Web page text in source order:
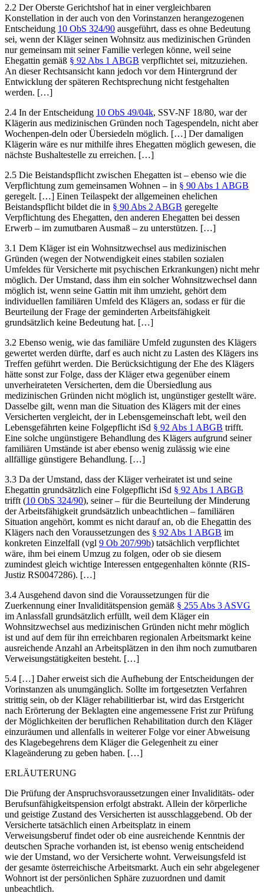
2.2 Der Oberste Gerichtshof hat in einer vergleichbaren
Konstellation in der auch von den Vorinstanzen herangezogenen
Entscheidung 10 ObS 324/90 ausgeführt, dass es ohne Bedeutung
sei, wenn der Kläger seinen Wohnsitz aus medizinischen Gründen
nur gemeinsam mit seiner Familie verlegen könne, weil seine
Ehegattin gemäß § 92 Abs 1 ABGB verpflichtet sei, mitzuziehen.
An dieser Rechtsansicht kann jedoch vor dem Hintergrund der
Entwicklung der späteren Rechtsprechung nicht festgehalten
werden. […]
2.4 In der Entscheidung 10 ObS 49/04k, SSV-NF 18/80, war der
Klägerin aus medizinischen Gründen noch Tagespendeln, nicht aber
Wochenpen-deln oder Übersiedeln möglich. […] Der damaligen
Klägerin wäre es nur mithilfe ihres Ehegatten möglich gewesen, die
nächste Bushaltestelle zu erreichen. […]
2.5 Die Beistandspflicht zwischen Ehegatten ist – ebenso wie die
Verpflichtung zum gemeinsamen Wohnen – in § 90 Abs 1 ABGB
geregelt. […] Einen Teilaspekt der allgemeinen ehelichen
Beistandspflicht bildet die in § 90 Abs 2 ABGB geregelte
Verpflichtung des Ehegatten, den anderen Ehegatten bei dessen
Erwerb – im zumutbaren Ausmaß – zu unterstützen. […]
3.1 Dem Kläger ist ein Wohnsitzwechsel aus medizinischen
Gründen (wegen der Notwendigkeit eines stabilen sozialen
Umfeldes für Versicherte mit psychischen Erkrankungen) nicht mehr
möglich. Der Umstand, dass ihm ein solcher Wohnsitzwechsel dann
möglich ist, wenn seine Gattin mit ihm umzieht, gehört dem
individuellen familiären Umfeld des Klägers an, sodass er für die
Beurteilung der Frage der geminderten Arbeitsfähigkeit
grundsätzlich keine Bedeutung hat. […]
3.2 Ebenso wenig, wie das familiäre Umfeld zugunsten des Klägers
gewertet werden dürfte, darf es auch nicht zu Lasten des Klägers ins
Treffen geführt werden. Die Berücksichtigung der Ehe des Klägers
hätte sonst zur Folge, dass der Kläger etwa gegenüber einem
unverheirateten Versicherten, dem die Übersiedlung aus
medizinischen Gründen nicht möglich ist, ungünstiger gestellt wäre.
Dasselbe gilt, wenn man die Situation des Klägers mit der eines
Versicherten vergleicht, der in Lebensgemeinschaft lebt, weil den
Lebensgefährten keine Folgepflicht iSd § 92 Abs 1 ABGB trifft.
Eine solche ungünstigere Behandlung des Klägers aufgrund seiner
familiären Umstände ist aber ebenso wenig zulässig wie eine
allfällige günstigere Behandlung. […]
3.3 Da der Umstand, dass der Kläger verheiratet ist und seine
Ehegattin grundsätzlich eine Folgepflicht iSd § 92 Abs 1 ABGB
trifft (10 ObS 324/90), seiner – für die Beurteilung der Minderung
der Arbeitsfähigkeit grundsätzlich unbeachtlichen – familiären
Situation angehört, kommt es nicht darauf an, ob die Ehegattin des
Klägers nach den Voraussetzungen des § 92 Abs 1 ABGB im
konkreten Einzelfall (vgl 9 Ob 207/99b) tatsächlich verpflichtet
wäre, ihm bei einem Umzug zu folgen, oder ob sie diesem
zumindest gleich wichtige Interessen entgegenhalten könnte (RIS-
Justiz RS0047286). […]
3.4 Ausgehend davon sind die Voraussetzungen für die
Zuerkennung einer Invaliditätspension gemäß § 255 Abs 3 ASVG
im Anlassfall grundsätzlich erfüllt, weil dem Kläger ein
Wohnsitzwechsel aus medizinischen Gründen nicht mehr möglich
ist und auf dem für ihn erreichbaren regionalen Arbeitsmarkt keine
ausreichende Anzahl an Arbeitsplätzen in den ihm noch zumutbaren
Verweisungstätigkeiten besteht. […]
5.4 […] Daher erweist sich die Aufhebung der Entscheidungen der
Vorinstanzen als unumgänglich. Sollte im fortgesetzten Verfahren
strittig sein, ob der Kläger rehabilitierbar ist, wird das Erstgericht
nach Erörterung der Beklagten eine angemessene Frist zur Prüfung
der Möglichkeiten der beruflichen Rehabilitation durch den Kläger
einzuräumen und allenfalls in weiterer Folge vor einer Abweisung
des Klagebegehrens dem Kläger die Gelegenheit zu einer
Klageänderung zu geben haben. […]
ERLÄUTERUNG
Die Prüfung der Anspruchsvoraussetzungen einer Invaliditäts- oder
Berufsunfähigkeitspension erfolgt abstrakt. Allein der körperliche
und geistige Zustand des Versicherten ist ausschlaggebend. Ob der
Versicherte tatsächlich einen Arbeitsplatz in einem
Verweisungsberuf findet oder ob eine ausreichende Kenntnis der
deutschen Sprache vorhanden ist, ist ebenso wenig entscheidend
wie der Umstand, wo der Versicherte wohnt. Verweisungsfeld ist
der gesamte österreichische Arbeitsmarkt. Auch ein sehr abgelegener
Wohnort ist der persönlichen Sphäre zuzuordnen und damit
unbeachtlich.